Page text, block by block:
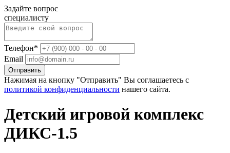
Задайте вопрос
специалисту
Телефон*
Email
Отправить
Нажимая на кнопку "Отправить" Вы соглашаетесь с
политикой конфиденциальности нашего сайта.
Детский игровой комплекс
ДИКС-1.5